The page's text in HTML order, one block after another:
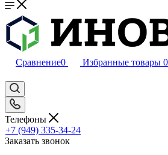
Сравнение0 Избранные товары 0
Телефоны
+7 (949) 335-34-24
Заказать звонок